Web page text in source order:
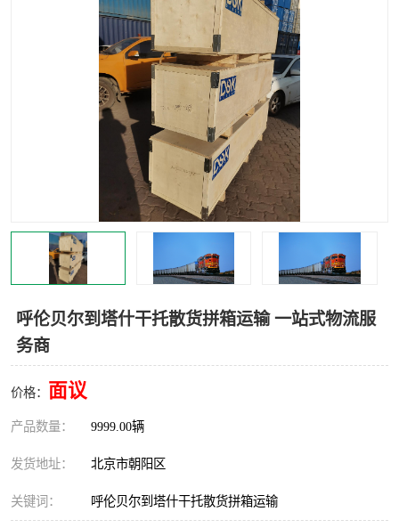
呼伦贝尔到塔什干托散货拼箱运输 一站式物流服
务商
价格： 面议
产品数量： 9999.00辆
发货地址： 北京市朝阳区
关键词： 呼伦贝尔到塔什干托散货拼箱运输
蒙古乌兰巴托空运专线
蒙古乌兰巴托汽运专线
中亚铁路运输